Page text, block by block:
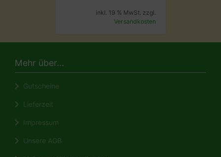
inkl. 19 % MwSt. zzgl.
Versandkosten
Mehr über...
Gutscheine
Lieferzeit
Impressum
Unsere AGB